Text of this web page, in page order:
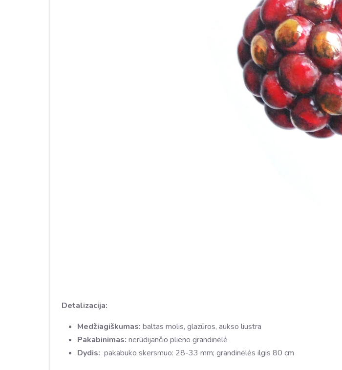
Detalizacija:
Medžiagiškumas: baltas molis, glazūros, aukso liustra
Pakabinimas: nerūdijančio plieno grandinėlė
Dydis: pakabuko skersmuo: 28-33 mm; grandinėlės ilgis 80 cm